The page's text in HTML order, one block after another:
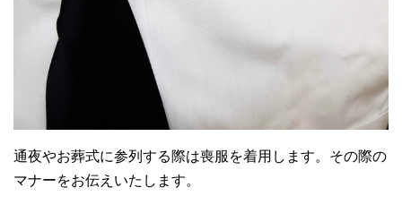
通夜やお葬式に参列する際は喪服を着用します。その際の
マナーをお伝えいたします。